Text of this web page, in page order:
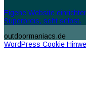
Eigene Website
Superpreis, seht selbst.
outdoormaniacs.de
WordPress Cookie